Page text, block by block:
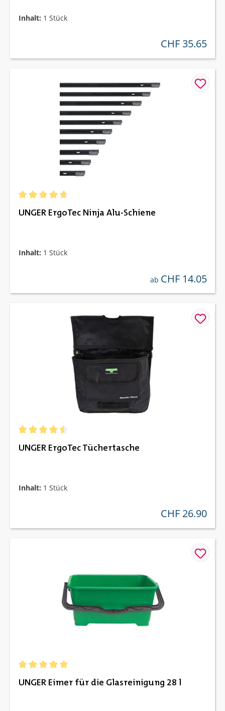
Inhalt: 1 Stück
regulärer preis:
CHF 35.65
UNGER ErgoTec Ninja Alu-Schiene
Inhalt: 1 Stück
regulärer preis:
ab CHF 14.05
UNGER ErgoTec Tüchertasche
Inhalt: 1 Stück
regulärer preis:
CHF 26.90
UNGER Eimer für die Glasreinigung 28 l